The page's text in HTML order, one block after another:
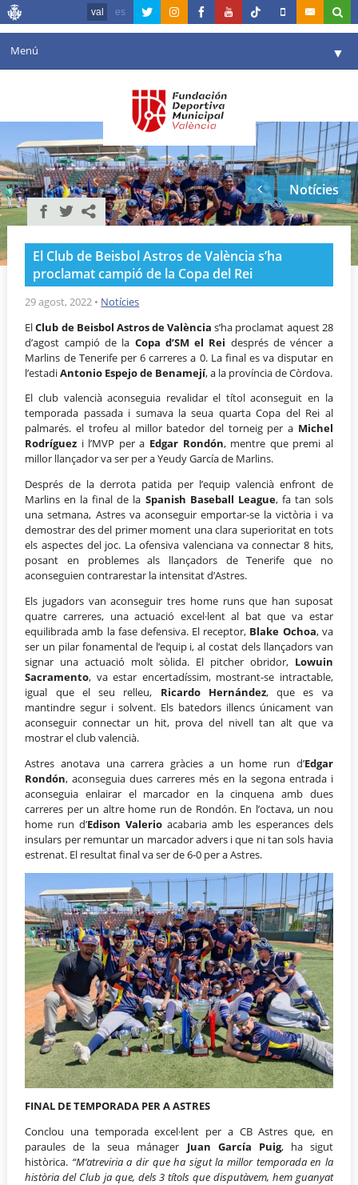
val es
Menú ▼
Agenda
Instal·lacions ▼
Comunicació ▼
València en esport
Portal de Transparència
Reserves
Notícies
El Club de Beisbol Astros de València s’ha
proclamat campió de la Copa del Rei
29 agost, 2022 • Notícies
ElClub de Beisbol Astros de València s’ha proclamat aquest 28
d’agost campió de la Copa d’SM el Rei després de véncer a
Marlins de Tenerife per 6 carreres a 0. La final es va disputar en
l’estadiAntonio Espejo de Benamejí, a la província de Còrdova.
El club valencià aconseguia revalidar el títol aconseguit en la
temporada passada i sumava la seua quarta Copa del Rei al
palmarés. el trofeu al millor batedor del torneig per a Michel
Rodríguez i l’MVP per a Edgar Rondón, mentre que premi al
millor llançador va ser per a Yeudy García de Marlins.
Després de la derrota patida per l’equip valencià enfront de
Marlins en la final de la Spanish Baseball League, fa tan sols
una setmana, Astres va aconseguir emportar-se la victòria i va
demostrar des del primer moment una clara superioritat en tots
els aspectes del joc. La ofensiva valenciana va connectar 8 hits,
posant en problemes als llançadors de Tenerife que no
aconseguien contrarestar la intensitat d’Astres.
Els jugadors van aconseguir tres home runs que han suposat
quatre carreres, una actuació excel·lent al bat que va estar
equilibrada amb la fase defensiva. El receptor, Blake Ochoa, va
ser un pilar fonamental de l’equip i, al costat dels llançadors van
signar una actuació molt sòlida. El pitcher obridor, Lowuin
Sacramento, va estar encertadíssim, mostrant-se intractable,
igual que el seu relleu, Ricardo Hernández, que es va
mantindre segur i solvent. Els batedors illencs únicament van
aconseguir connectar un hit, prova del nivell tan alt que va
mostrar el club valencià.
Astres anotava una carrera gràcies a un home run d’Edgar
Rondón, aconseguia dues carreres més en la segona entrada i
aconseguia enlairar el marcador en la cinquena amb dues
carreres per un altre home run de Rondón. En l’octava, un nou
home run d’Edison Valerio acabaria amb les esperances dels
insulars per remuntar un marcador advers i que ni tan sols havia
estrenat. El resultat final va ser de 6-0 per a Astres.
FINAL DE TEMPORADA PER A ASTRES
Conclou una temporada excel·lent per a CB Astres que, en
paraules de la seua mánager Juan García Puig, ha sigut
històrica. “M’atreviria a dir que ha sigut la millor temporada en la
història del Club ja que, dels 3 títols que disputàvem, hem guanyat